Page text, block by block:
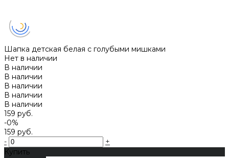
Шапка детская белая с голубыми мишками
Нет в наличии
В наличии
В наличии
В наличии
В наличии
В наличии
159 руб.
-0%
159 руб.
-
+
Купить